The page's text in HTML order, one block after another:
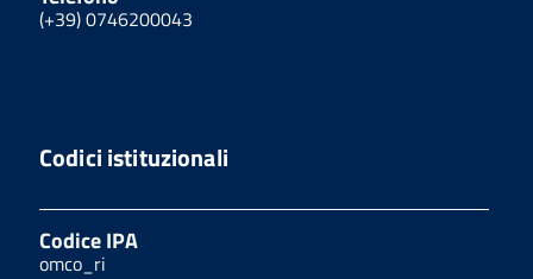
(+39) 0746200043
Codici istituzionali
Codice IPA
omco_ri